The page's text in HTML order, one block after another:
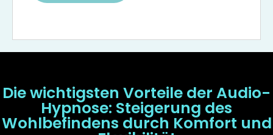
Die wichtigsten Vorteile der Audio-
Hypnose: Steigerung des
Wohlbefindens durch Komfort und